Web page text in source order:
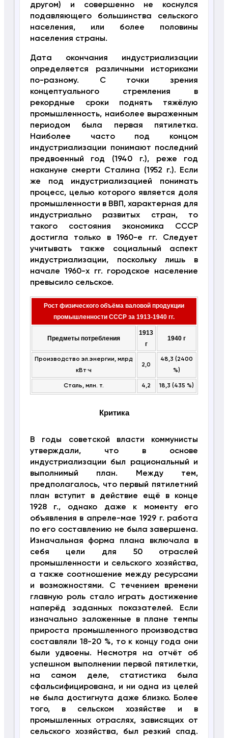
другом) и совершенно не коснулся
подавляющего большинства сельского
населения, или более половины
населения страны.
Дата окончания индустриализации
определяется различными историками
по-разному. С точки зрения
концептуального стремления в
рекордные сроки поднять тяжёлую
промышленность, наиболее выраженным
периодом была первая пятилетка.
Наиболее часто под концом
индустриализации понимают последний
предвоенный год (1940 г.), реже год
накануне смерти Сталина (1952 г.). Если
же под индустриализацией понимать
процесс, целью которого является доля
промышленности в ВВП, характерная для
индустриально развитых стран, то
такого состояния экономика СССР
достигла только в 1960-е гг. Следует
учитывать также социальный аспект
индустриализации, поскольку лишь в
начале 1960-х гг. городское население
превысило сельское.
Рост физического объёма валовой продукции
промышленности СССР за 1913-1940 гг.
Предметы потребления
1913
г
1940 г
Производство эл.энергии, млрд
кВт·ч
2,0
48,3 (2400
%)
Сталь, млн. т. 4,2 18,3 (435 %)
Критика
В годы советской власти коммунисты
утверждали, что в основе
индустриализации был рациональный и
выполнимый план. Между тем,
предполагалось, что первый пятилетний
план вступит в действие ещё в конце
1928 г., однако даже к моменту его
объявления в апреле-мае 1929 г. работа
по его составлению не была завершена.
Изначальная форма плана включала в
себя цели для 50 отраслей
промышленности и сельского хозяйства,
а также соотношение между ресурсами
и возможностями. С течением времени
главную роль стало играть достижение
наперёд заданных показателей. Если
изначально заложенные в плане темпы
прироста промышленного производства
составляли 18-20 %, то к концу года они
были удвоены. Несмотря на отчёт об
успешном выполнении первой пятилетки,
на самом деле, статистика была
сфальсифицирована, и ни одна из целей
не была достигнута даже близко. Более
того, в сельском хозяйстве и в
промышленных отраслях, зависящих от
сельского хозяйства, был резкий спад.